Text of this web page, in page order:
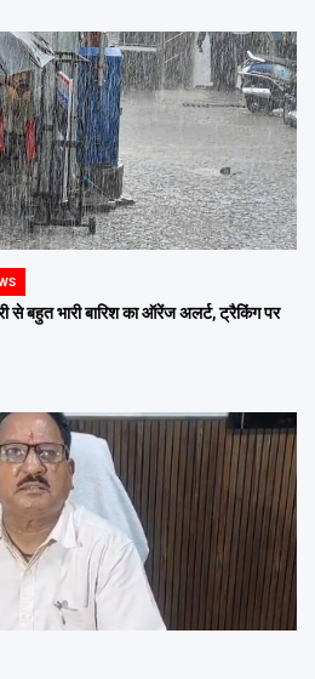
बहुत भारी बारिश का ऑरेंज अलर्ट, ट्रैकिंग पर